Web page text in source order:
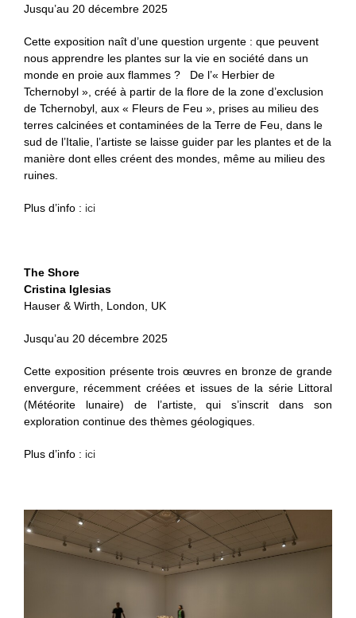
Jusqu’au 20 décembre 2025
Cette exposition naît d’une question urgente : que peuvent
nous apprendre les plantes sur la vie en société dans un
monde en proie aux flammes ? De l’« Herbier de
Tchernobyl », créé à partir de la flore de la zone d’exclusion
de Tchernobyl, aux « Fleurs de Feu », prises au milieu des
terres calcinées et contaminées de la Terre de Feu, dans le
sud de l’Italie, l’artiste se laisse guider par les plantes et de la
manière dont elles créent des mondes, même au milieu des
ruines.
Plus d’info : ici
The Shore
Cristina Iglesias
Hauser & Wirth, London, UK
Jusqu’au 20 décembre 2025
Cette exposition présente trois œuvres en bronze de grande
envergure, récemment créées et issues de la série Littoral
(Météorite lunaire) de l’artiste, qui s’inscrit dans son
exploration continue des thèmes géologiques.
Plus d’info : ici